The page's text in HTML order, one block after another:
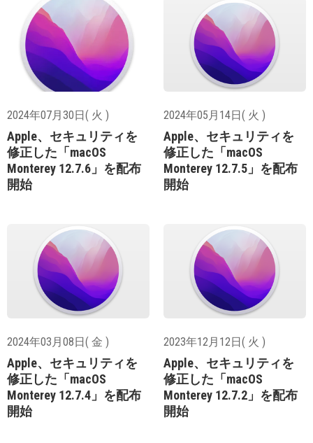
2024年07月30日( 火 )
Apple、セキュリティを
修正した「macOS
Monterey 12.7.6」を配布
開始
2024年05月14日( 火 )
Apple、セキュリティを
修正した「macOS
Monterey 12.7.5」を配布
開始
2024年03月08日( 金 )
Apple、セキュリティを
修正した「macOS
Monterey 12.7.4」を配布
開始
2023年12月12日( 火 )
Apple、セキュリティを
修正した「macOS
Monterey 12.7.2」を配布
開始